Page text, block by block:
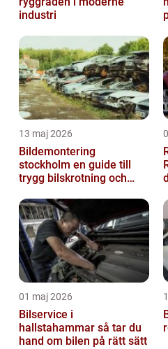
industri
13 maj 2026
Bildemontering
stockholm en guide till
trygg bilskrotning och
01 maj 2026
Bilservice i
hallstahammar så tar du
hand om bilen på rätt sätt